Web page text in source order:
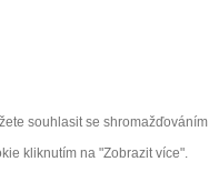
souhlasit se shromažďováním
kliknutím na "Zobrazit více".